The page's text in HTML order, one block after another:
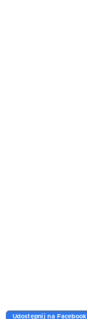
Udostępnij na Facebook